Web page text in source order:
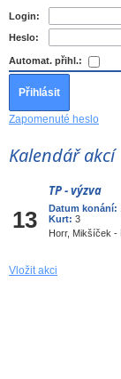
Login:
Heslo:
Automat. přihl.:
Zapomenuté heslo
Kalendář akcí
13
TP - výzva
Datum konání:
Kurt: 3
Horr, Mikšíček -
Vložit akci